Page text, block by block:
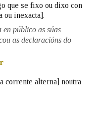
que se fixo ou dixo con
ou inexacta].
público as súas
as declaracións do
corrente alterna] noutra